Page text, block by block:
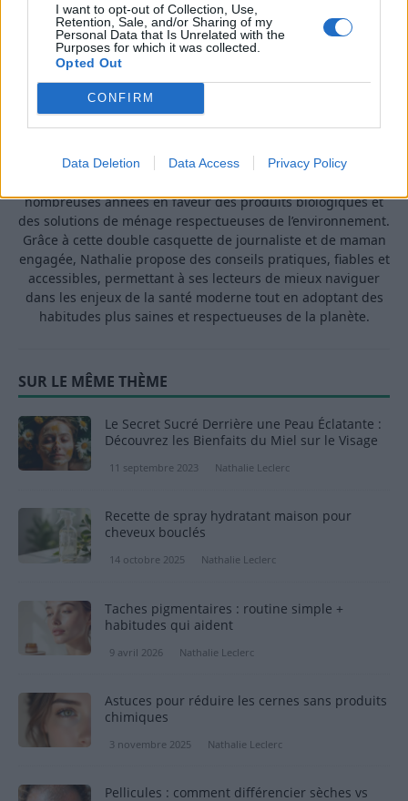
I want to opt-out of Collection, Use,
Retention, Sale, and/or Sharing of my
Personal Data that Is Unrelated with the
Purposes for which it was collected.
Opted Out
CONFIRM
Data Deletion Data Access Privacy Policy
Nathalie Leclerc est une journaliste spécialisée en santé et
médecine. Mère de deux enfants, elle allie une solide
santé familiale et de la nutrition. Fervente adepte d’un mode
nombreuses années en faveur des produits biologiques et
des solutions de ménage respectueuses de l’environnement.
Grâce à cette double casquette de journaliste et de maman
engagée, Nathalie propose des conseils pratiques, fiables et
accessibles, permettant à ses lecteurs de mieux naviguer
dans les enjeux de la santé moderne tout en adoptant des
habitudes plus saines et respectueuses de la planète.
SUR LE MÊME THÈME
Le Secret Sucré Derrière une Peau Éclatante :
Découvrez les Bienfaits du Miel sur le Visage
11 septembre 2023 Nathalie Leclerc
Recette de spray hydratant maison pour
cheveux bouclés
14 octobre 2025 Nathalie Leclerc
Taches pigmentaires : routine simple +
habitudes qui aident
9 avril 2026 Nathalie Leclerc
Astuces pour réduire les cernes sans produits
chimiques
3 novembre 2025 Nathalie Leclerc
Pellicules : comment différencier sèches vs